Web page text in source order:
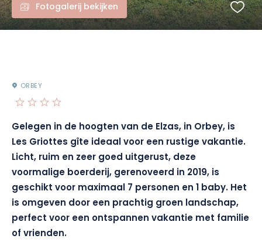
Fotogalerij bekijken
ORBEY
Gelegen in de hoogten van de Elzas, in Orbey, is
Les Griottes gîte ideaal voor een rustige vakantie.
Licht, ruim en zeer goed uitgerust, deze
voormalige boerderij, gerenoveerd in 2019, is
geschikt voor maximaal 7 personen en 1 baby. Het
is omgeven door een prachtig groen landschap,
perfect voor een ontspannen vakantie met familie
of vrienden.